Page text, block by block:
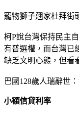
寵物獅子翹家杜拜街
柯P說台灣保持民主
有普選權，而台灣已
缺乏文明心態，但看
巴國128歲人瑞辭世
小額信貸利率